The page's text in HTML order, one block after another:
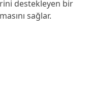
destekleyen bir
sağlar.